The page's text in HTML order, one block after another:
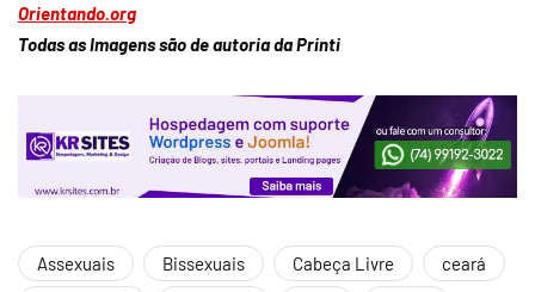
Orientando.org
Todas as Imagens são de autoria da Printi
Assexuais Bissexuais Cabeça Livre
ceará